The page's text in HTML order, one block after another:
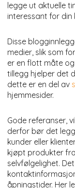
legge ut aktuelle
interessant for din
Disse
medier, slik som
er en flott måte
tillegg hjelper det
dette er en del av
hjemmesider.
Gode referanser,
derfor bør det
kunder eller
kjøpt produkter
selvfølgelighet.
åpningstider. Her